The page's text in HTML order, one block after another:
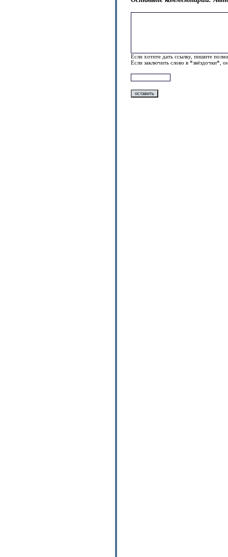
Если хотите дать ссылку, пишите
Если заключить слово в *звёздочки*,